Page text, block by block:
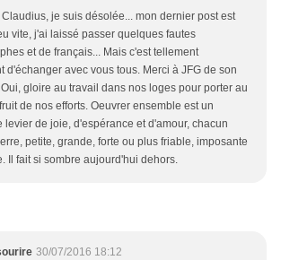
Claudius, je suis désolée... mon dernier post est
vite, j'ai laissé passer quelques fautes
et de français... Mais c'est tellement
d'échanger avec vous tous. Merci à JFG de son
gloire au travail dans nos loges pour porter au
de nos efforts. Oeuvrer ensemble est un
levier de joie, d'espérance et d'amour, chacun
petite, grande, forte ou plus friable, imposante
Il fait si sombre aujourd'hui dehors.
30/07/2016 18:12